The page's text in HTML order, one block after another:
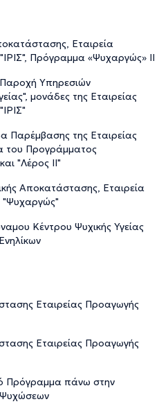
Εταιρεία
Πρόγραμμα «Ψυχαργώς» ΙΙ
Υπηρεσιών
μονάδες της Εταιρείας
Παρέμβασης της Εταιρείας
του Προγράμματος
"Λέρος ΙΙ"
Αποκατάστασης, Εταιρεία
"Ψυχαργώς"
Κέντρου Ψυχικής Υγείας
Εταιρείας Προαγωγής
Εταιρείας Προαγωγής
Πρόγραμμα πάνω στην
Ψυχώσεων